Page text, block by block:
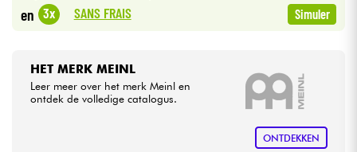
Bekijk onze merken
en 3x SANS FRAIS Simuler
HET MERK MEINL
Leer meer over het merk Meinl en
ontdek de volledige catalogus.
ONTDEKKEN